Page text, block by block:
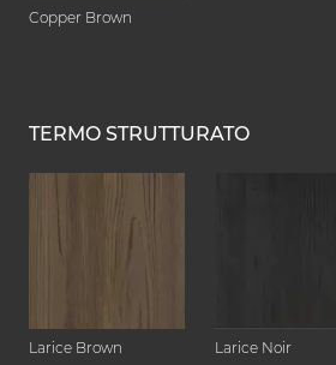
Copper Brown
TERMO STRUTTURATO
Larice Brown Larice Noir